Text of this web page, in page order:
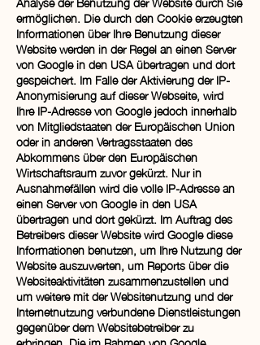
ermöglichen. Die durch den Cookie erzeugten
Informationen über Ihre Benutzung dieser
Website werden in der Regel an einen Server
von Google in den USA übertragen und dort
gespeichert. Im Falle der Aktivierung der IP-
Anonymisierung auf dieser Webseite, wird
Ihre IP-Adresse von Google jedoch innerhalb
von Mitgliedstaaten der Europäischen Union
oder in anderen Vertragsstaaten des
Abkommens über den Europäischen
Wirtschaftsraum zuvor gekürzt. Nur in
Ausnahmefällen wird die volle IP-Adresse an
einen Server von Google in den USA
übertragen und dort gekürzt. Im Auftrag des
Betreibers dieser Website wird Google diese
Informationen benutzen, um Ihre Nutzung der
Website auszuwerten, um Reports über die
Websiteaktivitäten zusammenzustellen und
um weitere mit der Websitenutzung und der
Internetnutzung verbundene Dienstleistungen
gegenüber dem Websitebetreiber zu